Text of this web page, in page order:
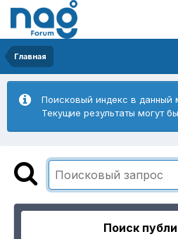
Главная
Поисковый индекс в данный
Текущие результаты могут
Поиск